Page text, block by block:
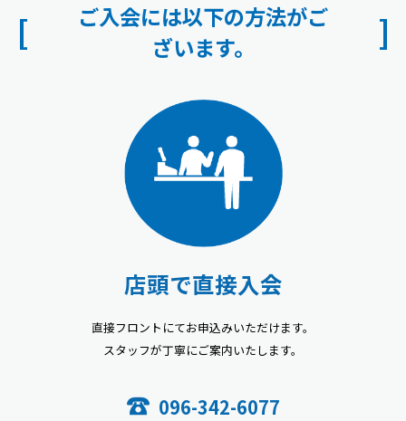
ご入会には以下の方法がご
ざいます。
店頭で直接入会
直接フロントにてお申込みいただけます。
スタッフが丁寧にご案内いたします。
096-342-6077